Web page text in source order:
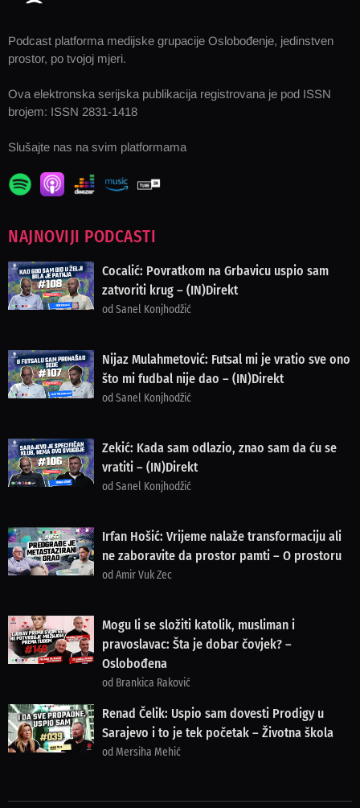
Podcast platforma medijske grupacije Oslobođenje, jedinstven
prostor, po tvojoj mjeri.
Ova elektronska serijska publikacija registrovana je pod ISSN
brojem: ISSN 2831-1418
Slušajte nas na svim platformama
NAJNOVIJI PODCASTI
Cocalić: Povratkom na Grbavicu uspio sam
zatvoriti krug – (IN)Direkt
od Sanel Konjhodžić
Nijaz Mulahmetović: Futsal mi je vratio sve ono
što mi fudbal nije dao – (IN)Direkt
od Sanel Konjhodžić
Zekić: Kada sam odlazio, znao sam da ću se
vratiti – (IN)Direkt
od Sanel Konjhodžić
Irfan Hošić: Vrijeme nalaže transformaciju ali
ne zaboravite da prostor pamti – O prostoru
od Amir Vuk Zec
Mogu li se složiti katolik, musliman i
pravoslavac: Šta je dobar čovjek? –
Oslobođena
od Brankica Raković
Renad Čelik: Uspio sam dovesti Prodigy u
Sarajevo i to je tek početak – Životna škola
od Mersiha Mehić